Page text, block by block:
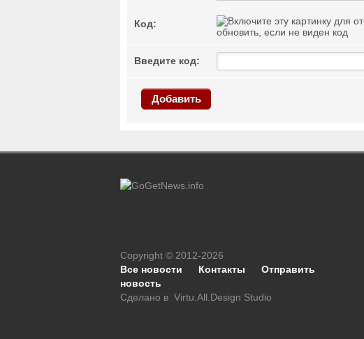
Код:
обновить, если не виден код
Введите код:
Добавить
Copyright © 2012-2026
Все новости
Контакты
Отправить
новость
Сделано в Virtu.All.Design Studio